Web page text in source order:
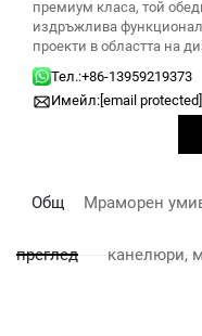
премиум класа, той
издръжлива
проекти в областта на
Тел.:+86-13959219373
Имейл:[email protected]
Общ
преглед
Мраморен
канелюри,